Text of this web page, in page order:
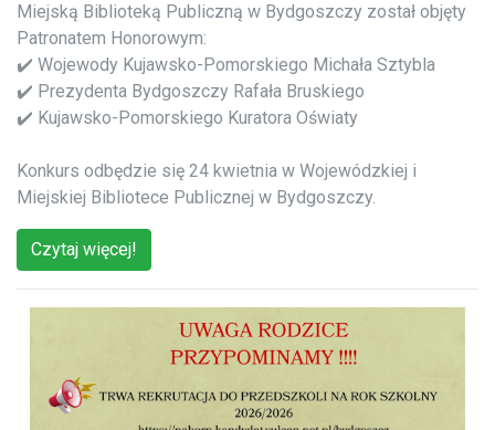
Miejską Biblioteką Publiczną w Bydgoszczy został objęty
Patronatem Honorowym:
✔️ Wojewody Kujawsko-Pomorskiego Michała Sztybla
✔️ Prezydenta Bydgoszczy Rafała Bruskiego
✔️ Kujawsko-Pomorskiego Kuratora Oświaty
Konkurs odbędzie się 24 kwietnia w Wojewódzkiej i
Miejskiej Bibliotece Publicznej w Bydgoszczy.
Czytaj więcej!